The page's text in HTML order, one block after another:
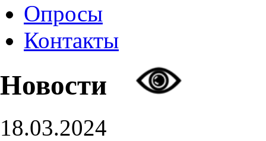
Опросы
Контакты
Новости
18.03.2024